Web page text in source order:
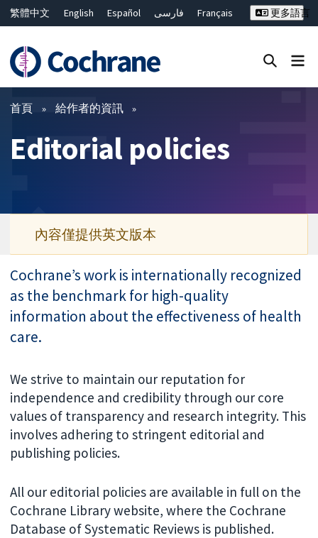
繁體中文 English Español فارسی
Français
ไทย
简体中文
更多語言
篩選條件
首頁 給作者的資訊
Editorial policies
內容僅提供英文版本
Cochrane’s work is internationally recognized
as the benchmark for high-quality
information about the effectiveness of health
care.
We strive to maintain our reputation for
independence and credibility through our core
values of transparency and research integrity. This
involves adhering to stringent editorial and
publishing policies.
All our editorial policies are available in full on the
Cochrane Library website, where the Cochrane
Database of Systematic Reviews is published.